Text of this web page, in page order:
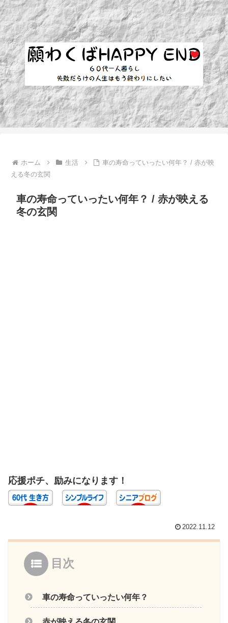
ホーム 生活
車の寿命っていったい何年？ / 赤が映
える冬の玄関
車の寿命っていったい何年？ / 赤が映える
冬の玄関
応援ポチ、励みになります！
2022.11.12
目次
車の寿命っていったい何年？